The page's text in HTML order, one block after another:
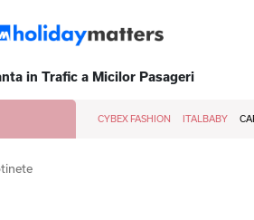
in Trafic a Micilor Pasageri
CYBEX FASHION ITALBABY